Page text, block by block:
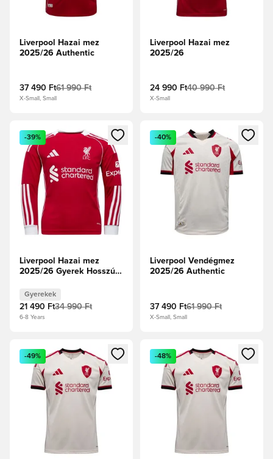
Liverpool Hazai mez
2025/26 Authentic
37 490 Ft61 990 Ft
X-Small, Small
Liverpool Hazai mez
2025/26
24 990 Ft40 990 Ft
X-Small
Megnyit egy modált a bejelentkezéshez vagy a tagként
-39%
Liverpool Hazai mez
2025/26 Gyerek Hosszú
Gyerekek
21 490 Ft34 990 Ft
6-8 Years
Megnyit egy modált a
-40%
Liverpool Vendégmez
2025/26 Authentic
37 490 Ft61 990 Ft
X-Small, Small
Megnyit egy modált a bejelentkezéshez vagy a tagként
-49%
Megnyit egy modált a
-48%